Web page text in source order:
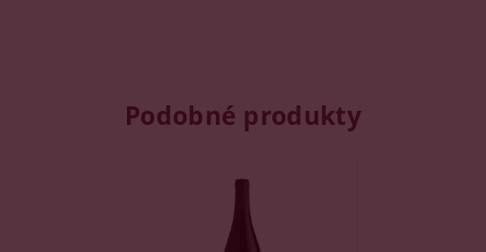
Podobné produkty